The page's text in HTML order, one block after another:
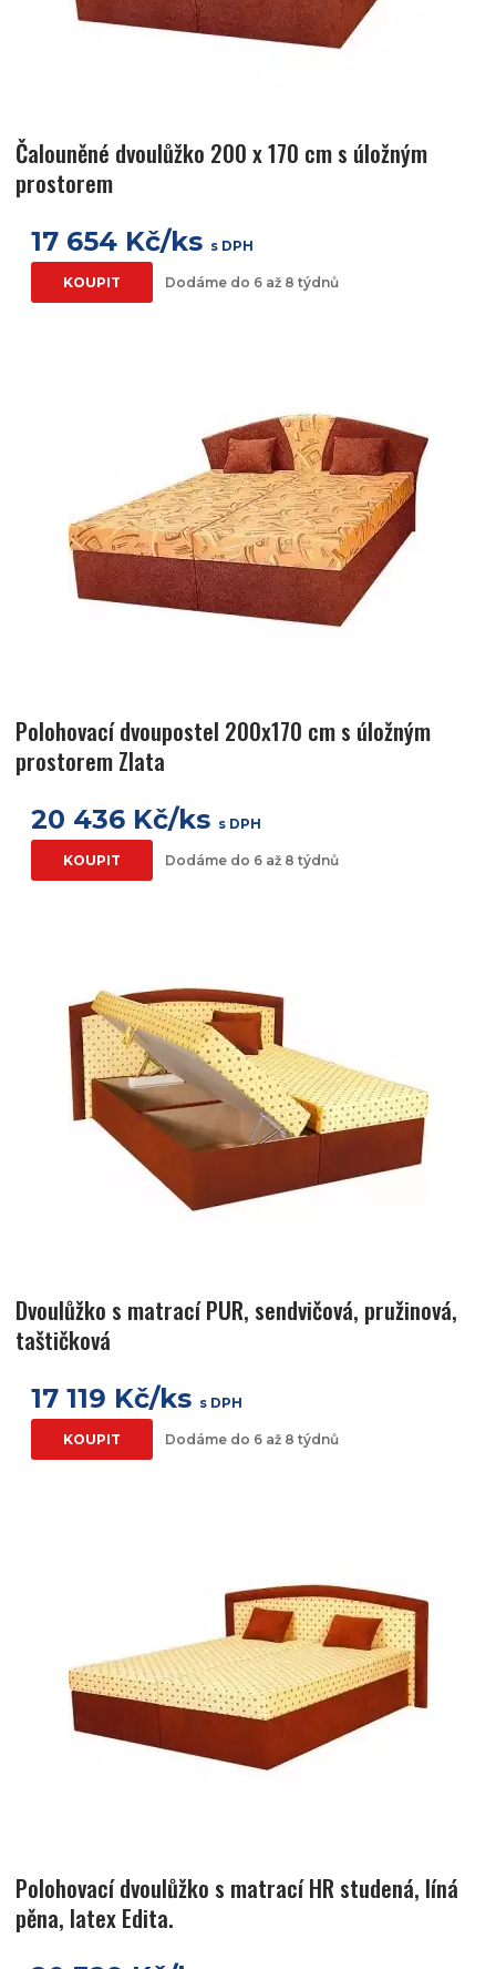
Čalouněné dvoulůžko 200 x 170 cm s úložným
prostorem
17 654 Kč/ks s DPH
KOUPIT Dodáme do 6 až 8 týdnů
Polohovací dvoupostel 200x170 cm s úložným
prostorem Zlata
20 436 Kč/ks s DPH
KOUPIT Dodáme do 6 až 8 týdnů
Dvoulůžko s matrací PUR, sendvičová, pružinová,
taštičková
17 119 Kč/ks s DPH
KOUPIT Dodáme do 6 až 8 týdnů
Polohovací dvoulůžko s matrací HR studená, líná
pěna, latex Edita.